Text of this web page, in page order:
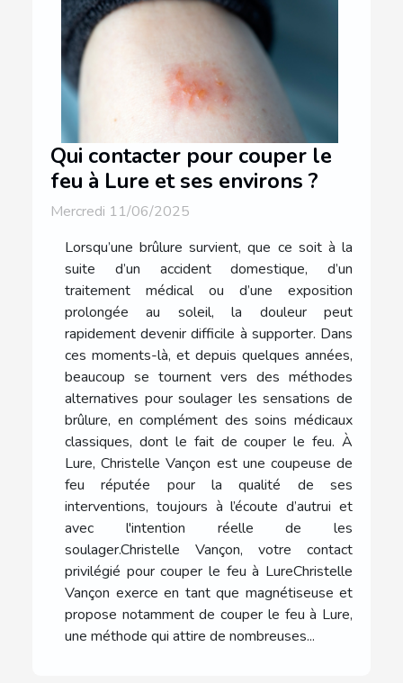
Qui contacter pour couper le
feu à Lure et ses environs ?
Mercredi 11/06/2025
Lorsqu’une brûlure survient, que ce soit à la
suite d’un accident domestique, d’un
traitement médical ou d’une exposition
prolongée au soleil, la douleur peut
rapidement devenir difficile à supporter. Dans
ces moments-là, et depuis quelques années,
beaucoup se tournent vers des méthodes
alternatives pour soulager les sensations de
brûlure, en complément des soins médicaux
classiques, dont le fait de couper le feu. À
Lure, Christelle Vançon est une coupeuse de
feu réputée pour la qualité de ses
interventions, toujours à l’écoute d’autrui et
avec l'intention réelle de les
soulager.Christelle Vançon, votre contact
privilégié pour couper le feu à LureChristelle
Vançon exerce en tant que magnétiseuse et
propose notamment de couper le feu à Lure,
une méthode qui attire de nombreuses...